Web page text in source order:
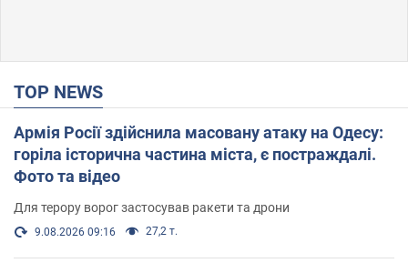
TOP NEWS
Армія Росії здійснила масовану атаку на Одесу:
горіла історична частина міста, є постраждалі.
Фото та відео
Для терору ворог застосував ракети та дрони
9.08.2026 09:16 27,2 т.